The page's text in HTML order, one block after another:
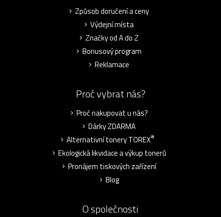
Způsob doručení a ceny
Výdejní místa
Značky od A do Z
Bonusový program
Reklamace
Proč vybrat nás?
Proč nakupovat u nás?
Dárky ZDARMA
Alternativní tonery TOREX®
Ekologická likvidace a výkup tonerů
Pronájem tiskových zařízení
Blog
O společnosti